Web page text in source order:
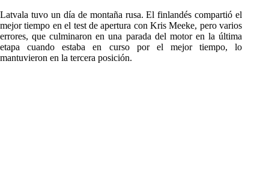
Latvala tuvo un día de montaña rusa. El finlandés compartió el
mejor tiempo en el test de apertura con Kris Meeke, pero varios
errores, que culminaron en una parada del motor en la última
etapa cuando estaba en curso por el mejor tiempo, lo
mantuvieron en la tercera posición.